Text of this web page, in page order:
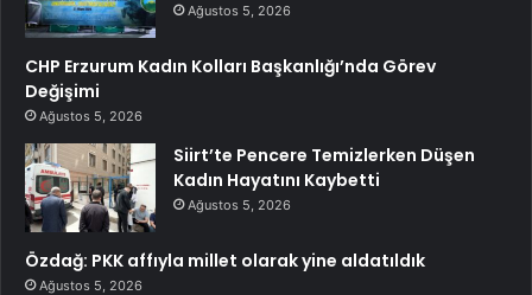
Ağustos 5, 2026
CHP Erzurum Kadın Kolları Başkanlığı’nda Görev
Değişimi
Ağustos 5, 2026
Siirt’te Pencere Temizlerken Düşen
Kadın Hayatını Kaybetti
Ağustos 5, 2026
Özdağ: PKK affıyla millet olarak yine aldatıldık
Ağustos 5, 2026